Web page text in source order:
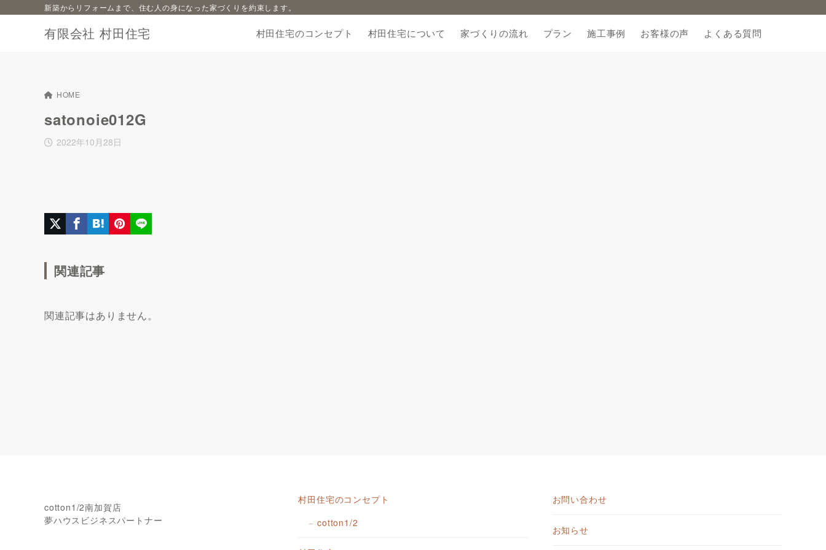
有限会社 村田住宅
新築からリフォームまで、住む人の身になった家づくりを約束します。
村田住宅のコンセプト 村田住宅について 家づくりの流れ プラン 施工事例 お客様の声 よくある質問
HOME
satonoie012G
2022年10月28日
関連記事
関連記事はありません。
cotton1/2南加賀店
夢ハウスビジネスパートナー
村田住宅のコンセプト
cotton1/2
お問い合わせ
お知らせ